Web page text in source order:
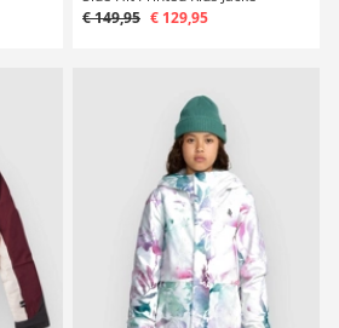
€ 149,95 € 129,95